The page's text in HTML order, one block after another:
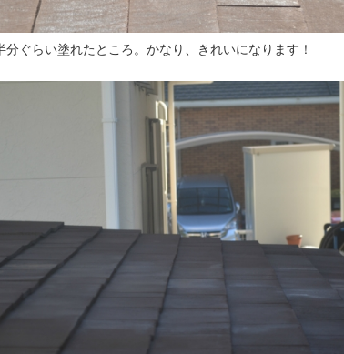
分ぐらい塗れたところ。かなり、きれいになります！